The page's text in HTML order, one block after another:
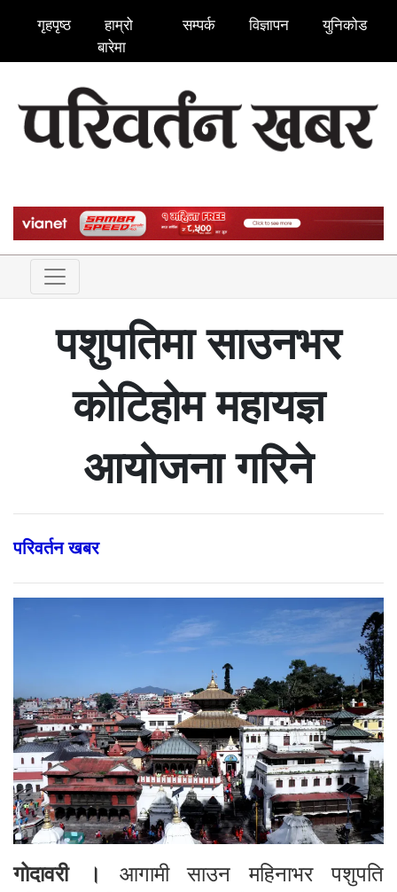
गृहपृष्ठ
हाम्रो
बारेमा
सम्पर्क विज्ञापन युनिकोड
पशुपतिमा साउनभर
कोटिहोम महायज्ञ
आयोजना गरिने
परिवर्तन खबर
गोदावरी ।
आगामी साउन महिनाभर पशुपति